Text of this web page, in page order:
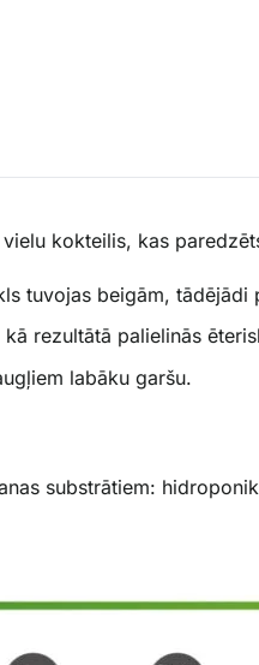
kokteilis, kas
tuvojas beigām, tādējādi
rezultātā palielinās
labāku garšu.
substrātiem: